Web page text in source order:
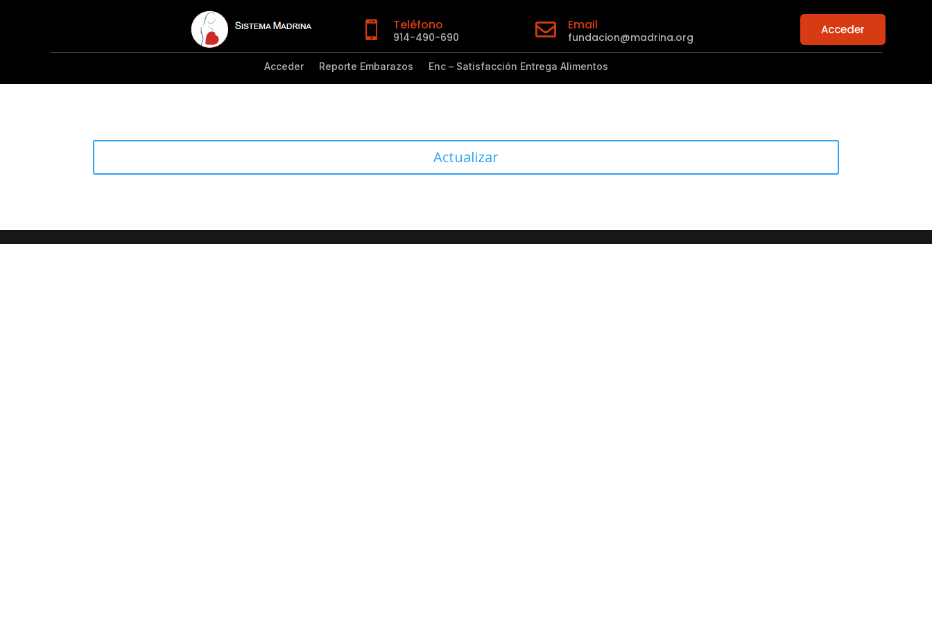
 Teléfono
914-490-690  Email
fundacion@madrina.org
Acceder
Acceder Reporte Embarazos Enc – Satisfacción Entrega Alimentos
Actualizar